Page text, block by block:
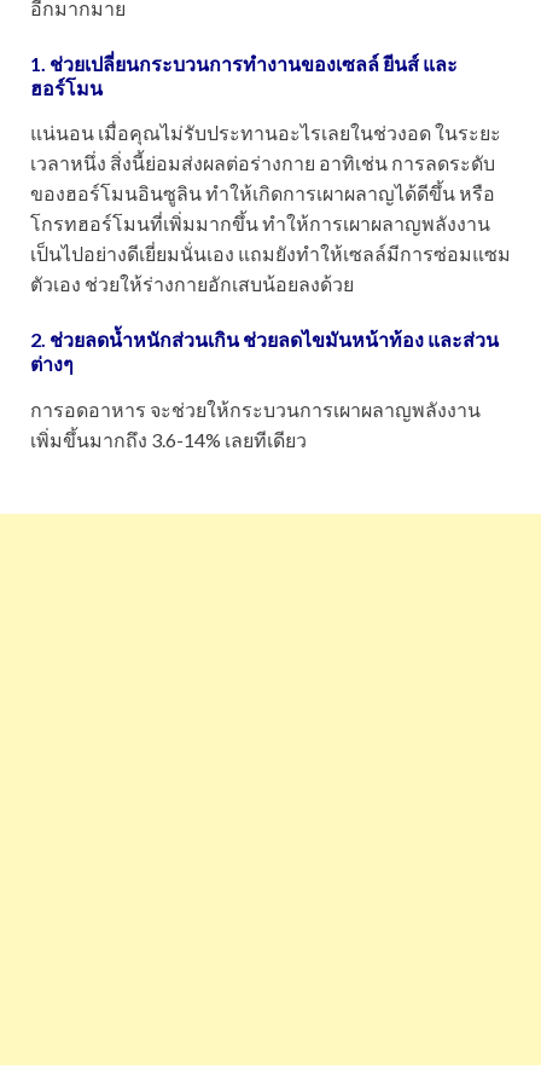
อีกมากมาย
1. ช่วยเปลี่ยนกระบวนการทำงานของเซลล์ ยีนส์ และ
ฮอร์โมน
แน่นอน เมื่อคุณไม่รับประทานอะไรเลยในช่วงอด ในระยะ
เวลาหนึ่ง สิ่งนี้ย่อมส่งผลต่อร่างกาย อาทิเช่น การลดระดับ
ของฮอร์โมนอินซูลิน ทำให้เกิดการเผาผลาญได้ดีขึ้น หรือ
โกรทฮอร์โมนที่เพิ่มมากขึ้น ทำให้การเผาผลาญพลังงาน
เป็นไปอย่างดีเยี่ยมนั่นเอง แถมยังทำให้เซลล์มีการซ่อมแซม
ตัวเอง ช่วยให้ร่างกายอักเสบน้อยลงด้วย
2. ช่วยลดน้ำหนักส่วนเกิน ช่วยลดไขมันหน้าท้อง และส่วน
ต่างๆ
การอดอาหาร จะช่วยให้กระบวนการเผาผลาญพลังงาน
เพิ่มขึ้นมากถึง 3.6-14% เลยทีเดียว